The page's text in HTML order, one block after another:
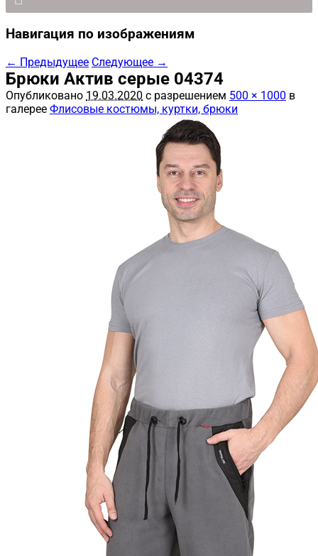
Навигация по изображениям
← Предыдущее Следующее →
Брюки Актив серые 04374
Опубликовано 19.03.2020 с разрешением 500 × 1000 в
галерее Флисовые костюмы, куртки, брюки